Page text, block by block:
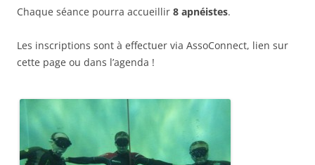
Chaque séance pourra accueillir 8 apnéistes.
Les inscriptions sont à effectuer via AssoConnect, lien sur
cette page ou dans l’agenda !